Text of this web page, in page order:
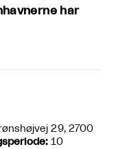
har
29, 2700
10